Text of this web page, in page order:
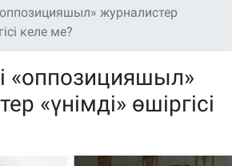
журналистер
келе ме?
«оппозицияшыл»
«үнімді» өшіргісі